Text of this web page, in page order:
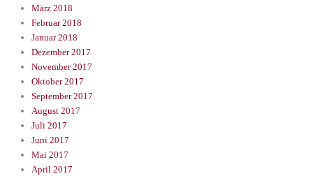
März 2018
Februar 2018
Januar 2018
Dezember 2017
November 2017
Oktober 2017
September 2017
August 2017
Juli 2017
Juni 2017
Mai 2017
April 2017